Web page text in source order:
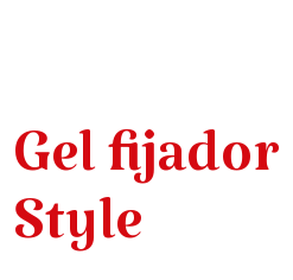
Gel
Style